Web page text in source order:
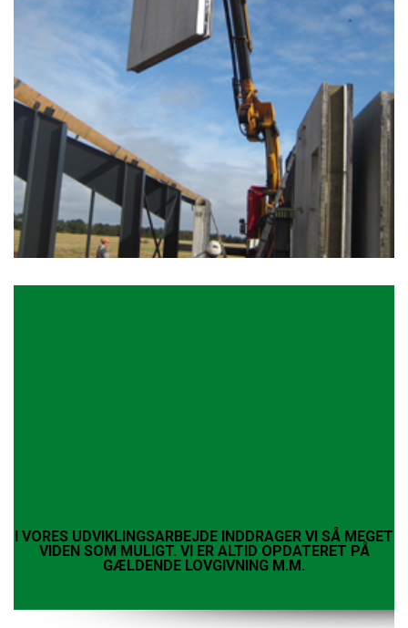
I VORES UDVIKLINGSARBEJDE INDDRAGER VI SÅ MEGET
VIDEN SOM MULIGT. VI ER ALTID OPDATERET PÅ
GÆLDENDE LOVGIVNING M.M.